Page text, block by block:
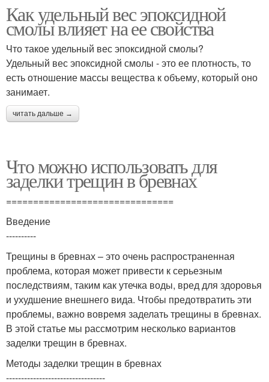
Как удельный вес эпоксидной
смолы влияет на ее свойства
Что такое удельный вес эпоксидной смолы?
Удельный вес эпоксидной смолы - это ее плотность, то
есть отношение массы вещества к объему, который оно
занимает.
читать дальше →
Что можно использовать для
заделки трещин в бревнах
===============================
Введение
----------
Трещины в бревнах – это очень распространенная
проблема, которая может привести к серьезным
последствиям, таким как утечка воды, вред для здоровья
и ухудшение внешнего вида. Чтобы предотвратить эти
проблемы, важно вовремя заделать трещины в бревнах.
В этой статье мы рассмотрим несколько вариантов
заделки трещин в бревнах.
Методы заделки трещин в бревнах
---------------------------------